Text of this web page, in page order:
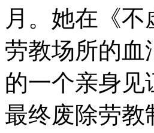
月。她在《
劳教场所的血
的一个亲身见
最终废除劳教